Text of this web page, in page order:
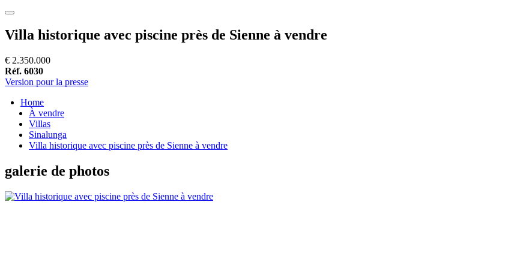
Villa historique avec piscine près de Sienne à vendre
€ 2.350.000
Réf. 6030
Version pour la presse
Home
À vendre
Villas
Sinalunga
Villa historique avec piscine près de Sienne à vendre
galerie de photos